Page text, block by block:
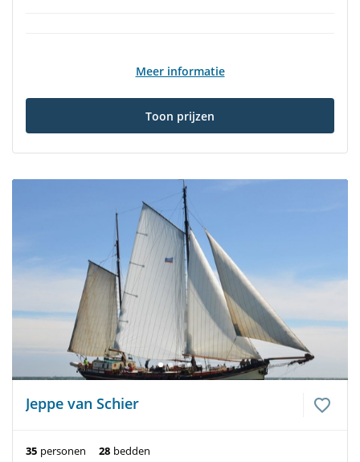
Meer informatie
Toon prijzen
Jeppe van Schier
35 personen 28 bedden